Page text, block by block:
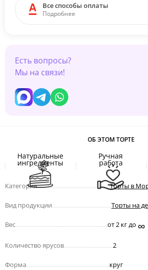
Все способы оплаты
Подробнее
Есть вопросы?
Мы на связи!
ОБ ЭТОМ ТОРТЕ
Натуральные
ингредиенты
Ручная
работа
Категория.................................................Торты в
Вид продукции Торты на
Вес от 2 кг до ∞
Количество ярусов 2
Форма круг